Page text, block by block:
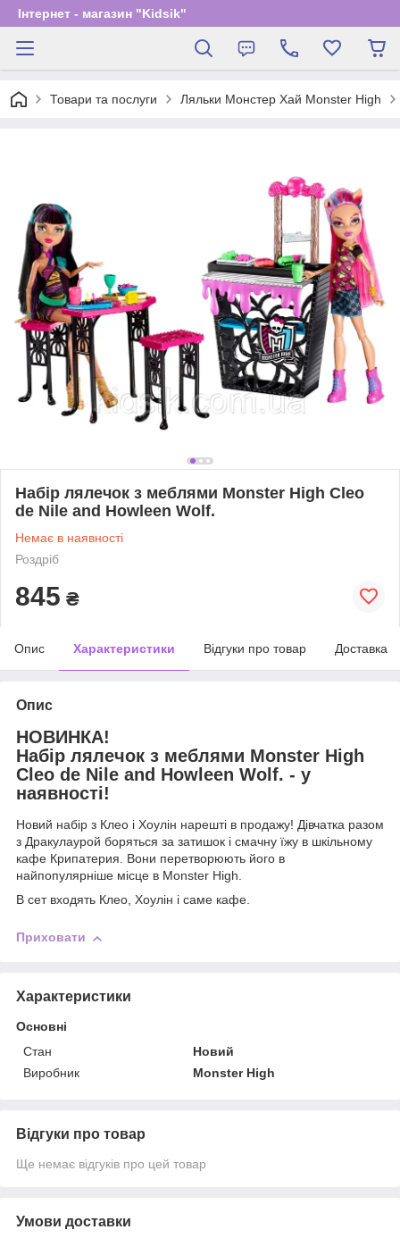
Інтернет - магазин "Kidsik"
Товари та послуги Ляльки Монстер Хай Monster High
Набір лялечок з меблями Monster High Cleo
de Nile and Howleen Wolf.
Немає в наявності
Роздріб
845 ₴
Опис Характеристики Відгуки про товар Доставка
Опис
НОВИНКА!
Набір лялечок з меблями Monster High
Cleo de Nile and Howleen Wolf. - у
наявності!
Новий набір з Клео і Хоулін нарешті в продажу! Дівчатка разом
з Дракулаурой боряться за затишок і смачну їжу в шкільному
кафе Крипатерия. Вони перетворюють його в
найпопулярніше місце в Monster High.
В сет входять Клео, Хоулін і саме кафе.
Приховати
Характеристики
Основні
Стан
Новий
Виробник
Monster High
Відгуки про товар
Ще немає відгуків про цей товар
Умови доставки